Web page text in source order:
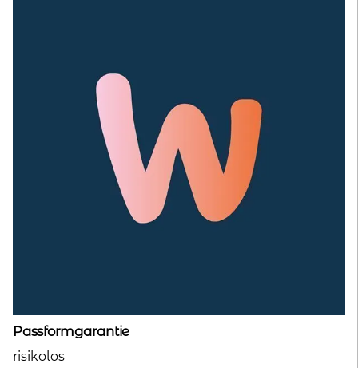
Passformgarantie
risikolos